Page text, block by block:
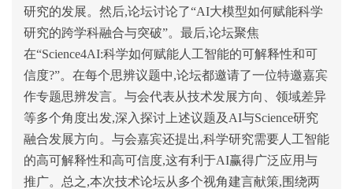
研究的发展。然后,论坛讨论了“AI大模型如何赋能科学
研究的跨学科融合与突破”。最后,论坛聚焦
在“Science4AI:科学如何赋能人工智能的可解释性和可
信度?”。在每个思辨议题中,论坛都邀请了一位特邀嘉宾
作专题思辨发言。与会代表从技术发展方向、领域差异
等多个角度出发,深入探讨上述议题及AI与Science研究
融合发展方向。与会嘉宾还提出,科学研究需要人工智能
的高可解释性和高可信度,这有利于AI赢得广泛应用与
推广。总之,本次技术论坛从多个视角建言献策,围绕两